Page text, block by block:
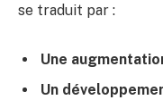
se traduit par :
Une
Un